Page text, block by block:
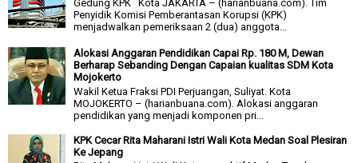
Gedung KPK Kota JAKARTA – (harianbuana.com). Tim
Penyidik Komisi Pemberantasan Korupsi (KPK)
menjadwalkan pemeriksaan 2 (dua) anggota...
Alokasi Anggaran Pendidikan Capai Rp. 180 M, Dewan
Berharap Sebanding Dengan Capaian kualitas SDM Kota
Mojokerto
Wakil Ketua Fraksi PDI Perjuangan, Suliyat. Kota
MOJOKERTO – (harianbuana.com). Alokasi anggaran
pendidikan yang menjadi komponen pri...
KPK Cecar Rita Maharani Istri Wali Kota Medan Soal Plesiran
Ke Jepang